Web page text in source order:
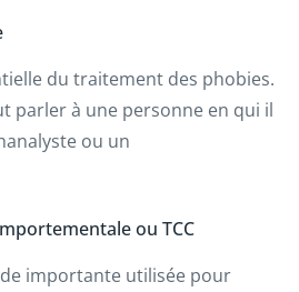
du traitement des phobies.
parler à une personne en qui il
ou un
ou TCC
importante utilisée pour